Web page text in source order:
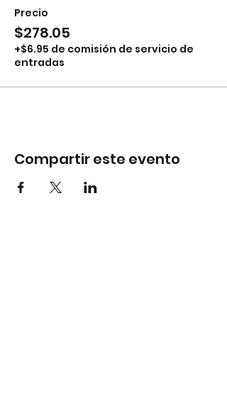
Precio
$278.05
+$6.95 de comisión de servicio de
entradas
Compartir este evento